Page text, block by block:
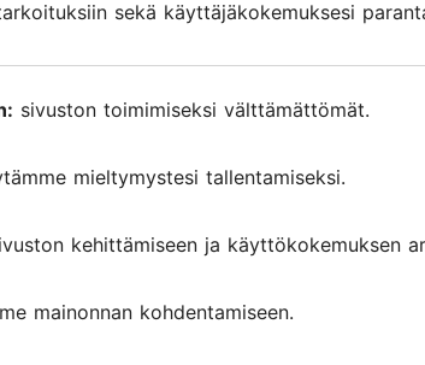
sekä käyttäjäkokemuksesi
sivuston toimimiseksi välttämättömät.
mieltymystesi tallentamiseksi.
kehittämiseen ja käyttökokemuksen
mainonnan kohdentamiseen.